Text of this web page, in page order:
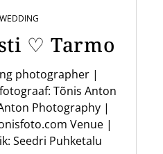
WEDDING
♡ Tarmo
photographer |
Tõnis Anton
Photography |
Venue |
Seedri Puhketalu